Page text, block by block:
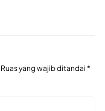
Ruas yang wajib ditandai *